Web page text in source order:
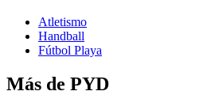
Atletismo
Handball
Fútbol Playa
Más de PYD